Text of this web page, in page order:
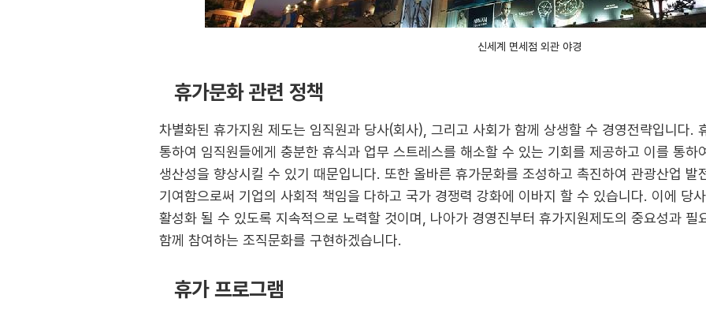
신세계 면세점 외관 야경
휴가문화 관련 정책
차별화된 휴가지원 제도는 임직원과 당사(회사), 그리고 사회가 함께 상생할 수 경영전략입니다.
통하여 임직원들에게 충분한 휴식과 업무 스트레스를 해소할 수 있는 기회를 제공하고 이를 통하
생산성을 향상시킬 수 있기 때문입니다. 또한 올바른 휴가문화를 조성하고 촉진하여 관광산업 발
기여함으로써 기업의 사회적 책임을 다하고 국가 경쟁력 강화에 이바지 할 수 있습니다. 이에 당
활성화 될 수 있도록 지속적으로 노력할 것이며, 나아가 경영진부터 휴가지원제도의 중요성과 필
함께 참여하는 조직문화를 구현하겠습니다.
휴가 프로그램